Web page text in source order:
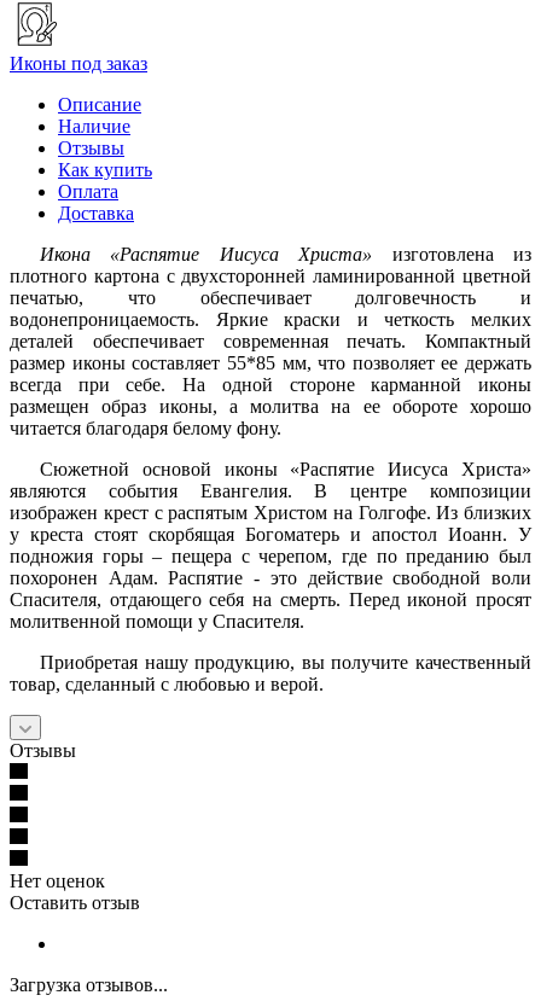
Иконы под заказ
Описание
Наличие
Отзывы
Как купить
Оплата
Доставка
Икона «Распятие Иисуса Христа» изготовлена из
плотного картона с двухсторонней ламинированной цветной
печатью, что обеспечивает долговечность и
водонепроницаемость. Яркие краски и четкость мелких
деталей обеспечивает современная печать. Компактный
размер иконы составляет 55*85 мм, что позволяет ее держать
всегда при себе. На одной стороне карманной иконы
размещен образ иконы, а молитва на ее обороте хорошо
читается благодаря белому фону.
Сюжетной основой иконы «Распятие Иисуса Христа»
являются события Евангелия. В центре композиции
изображен крест с распятым Христом на Голгофе. Из близких
у креста стоят скорбящая Богоматерь и апостол Иоанн. У
подножия горы – пещера с черепом, где по преданию был
похоронен Адам. Распятие - это действие свободной воли
Спасителя, отдающего себя на смерть. Перед иконой просят
молитвенной помощи у Спасителя.
Приобретая нашу продукцию, вы получите качественный
товар, сделанный с любовью и верой.
Отзывы
Нет оценок
Оставить отзыв
Загрузка отзывов...